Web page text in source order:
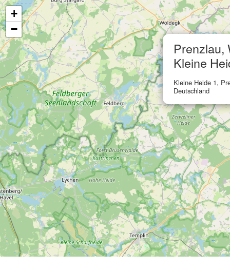
Prenzlau,
Kleine
Kleine Heide 1,
Deutschland
+
−